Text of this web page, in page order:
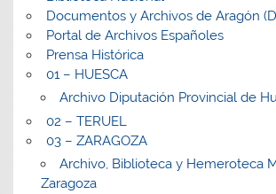
Documentos y Archivos de Aragón
Portal de Archivos Españoles
Prensa Histórica
01 – HUESCA
Archivo Diputación Provincial de
02 – TERUEL
03 – ZARAGOZA
Archivo, Biblioteca y Hemeroteca
Zaragoza